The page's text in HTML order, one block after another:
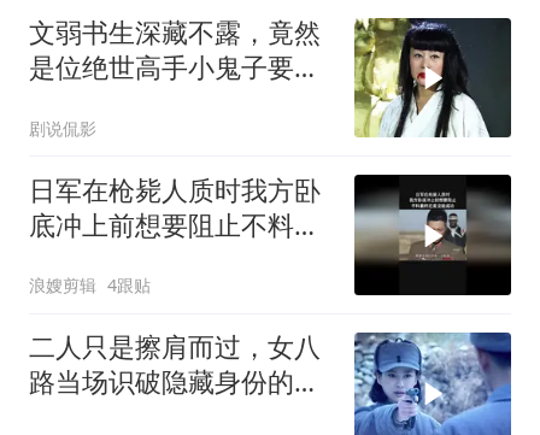
文弱书生深藏不露，竟然
是位绝世高手小鬼子要惨
剧说侃影
日军在枪毙人质时我方卧
底冲上前想要阻止不料最
浪嫂剪辑 4跟贴
二人只是擦肩而过，女八
路当场识破隐藏身份的叛